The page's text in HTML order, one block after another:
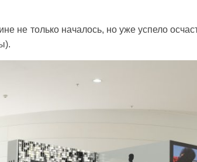
не только началось, но уже успело